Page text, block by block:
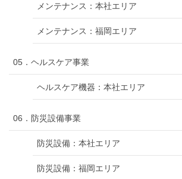
メンテナンス：本社エリア
メンテナンス：福岡エリア
05．ヘルスケア事業
ヘルスケア機器：本社エリア
06．防災設備事業
防災設備：本社エリア
防災設備：福岡エリア